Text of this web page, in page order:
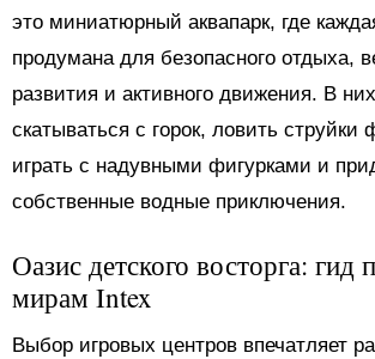
это миниатюрный аквапарк, где
продумана для безопасного отдыха,
развития и активного движения. В
скатываться с горок, ловить струйки
играть с надувными фигурками и
собственные водные приключения.
Оазис детского восторга:
мирам Intex
Выбор игровых центров впечатляет